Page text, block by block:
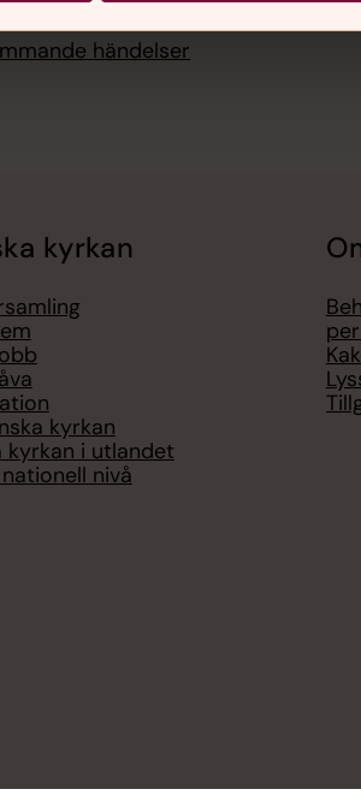
händelser
kyrkan
kyrkan
kyrkan i utlandet
nivå